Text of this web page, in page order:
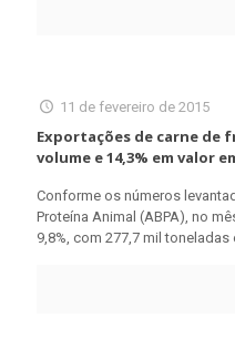
11 de fevereiro de 2015
Exportações de carne de
volume e 14,3% em valor
Conforme os números
Proteína Animal (ABPA), no
9,8%, com 277,7 mil